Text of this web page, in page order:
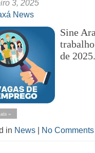
3, 2025
News
Sine
de 2025.
»
in News No